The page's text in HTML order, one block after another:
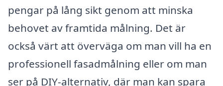
pengar på lång sikt genom att minska
behovet av framtida målning. Det är
också värt att överväga om man vill ha en
professionell fasadmålning eller om man
ser på DIY-alternativ, där man kan spara